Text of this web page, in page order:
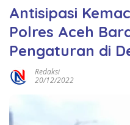
Antisipasi
Polres Aceh
Pengaturan di
Redaksi
20/12/2022